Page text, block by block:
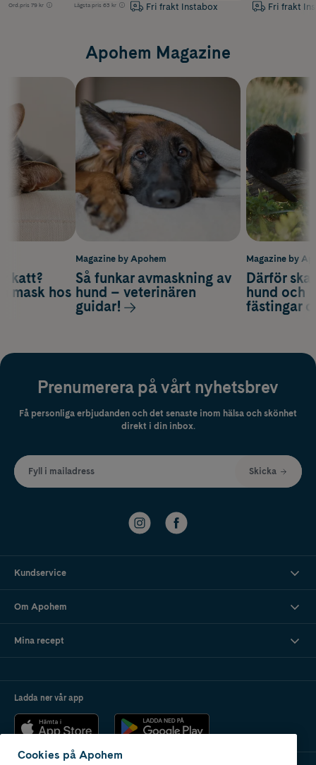
Ord.pris 79 kr Lägsta pris 63 kr Fri frakt Instabox Fri frakt
Apohem Magazine
Magazine by
Därför
hund och
fästingar
katt?
mask hos
Magazine by Apohem
Så funkar avmaskning av
hund – veterinären
guidar!
Prenumerera på vårt nyhetsbrev
Få personliga erbjudanden och det senaste inom hälsa och skönhet
direkt i din inbox.
Fyll i mailadress Skicka
Kundservice
Om Apohem
Mina recept
Ladda ner vår app
Cookies på Apohem